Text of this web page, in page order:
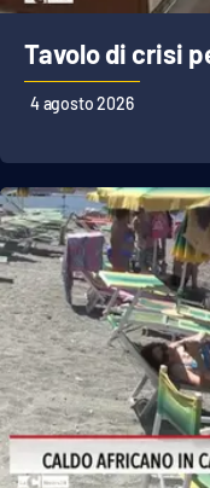
Tavolo di crisi
4 agosto 2026